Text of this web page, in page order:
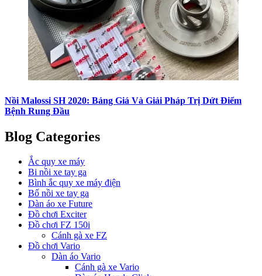
Nồi Malossi SH 2020: Bảng Giá Và Giải Pháp Trị Dứt Điểm
Bệnh Rung Đầu
Blog Categories
Ắc quy xe máy
Bi nồi xe tay ga
Bình ắc quy xe máy điện
Bố nồi xe tay ga
Dàn áo xe Future
Đồ chơi Exciter
Đồ chơi FZ 150i
Cánh gà xe FZ
Đồ chơi Vario
Dàn áo Vario
Cánh gà xe Vario